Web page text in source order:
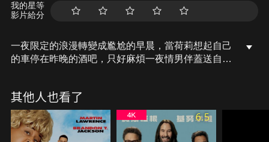
我的星等
影片給分
一夜限定的浪漫轉變成尷尬的早晨，當荷莉想起自己
的車停在昨晚的酒吧，只好麻煩一夜情男伴蓋送自己
其他人也看了
6.5